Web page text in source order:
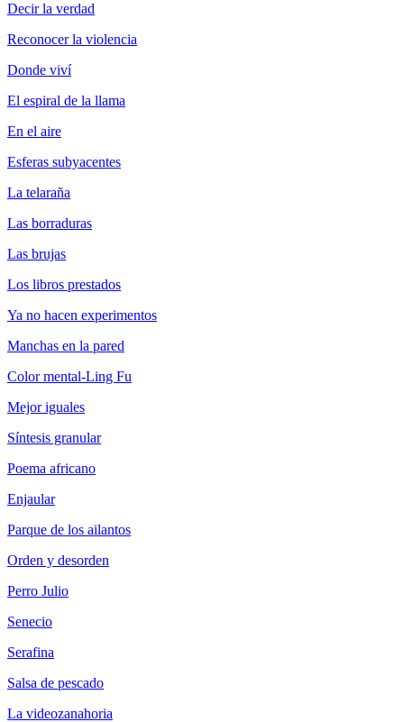
Decir la verdad
Reconocer la violencia
Donde viví
El espiral de la llama
En el aire
Esferas subyacentes
La telaraña
Las borraduras
Las brujas
Los libros prestados
Ya no hacen experimentos
Manchas en la pared
Color mental-Ling Fu
Mejor iguales
Síntesis granular
Poema africano
Enjaular
Parque de los ailantos
Orden y desorden
Perro Julio
Senecio
Serafina
Salsa de pescado
La videozanahoria